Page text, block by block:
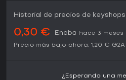
Historial de precios de keyshops
0,30 € Eneba
hace 3 meses
Precio más bajo ahora: 1,20 € G2A
¿Esperando una